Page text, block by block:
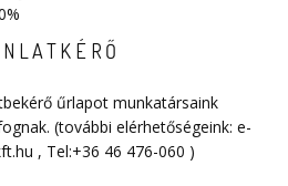
űrlapot munkatársaink
(további elérhetőségeink: e-
, Tel:+36 46 476-060 )